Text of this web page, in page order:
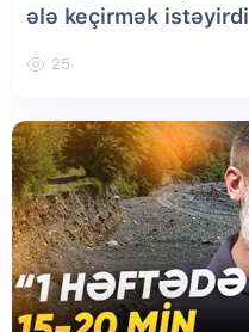
ələ keçirmək istəyirdi
25